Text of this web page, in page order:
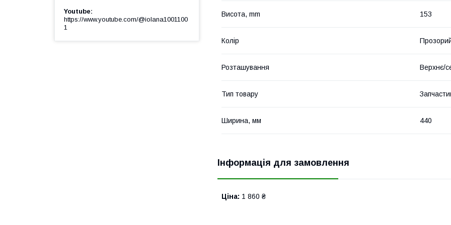
Висота, mm 153
Колір
Розташування Верхнє/
Тип товару
Ширина, мм 440
Інформація для замовлення
Ціна: 1 860 ₴
Youtube
https://www.youtube.com/@iolana1001100
1